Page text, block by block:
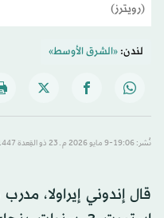
(رويترز)
لندن:«الشرق الأوسط»
نُشر: 19:06-9 مايو 2026 م ـ 23 ذو القِعدة 1447 هـ
قال إندوني إيراولا،